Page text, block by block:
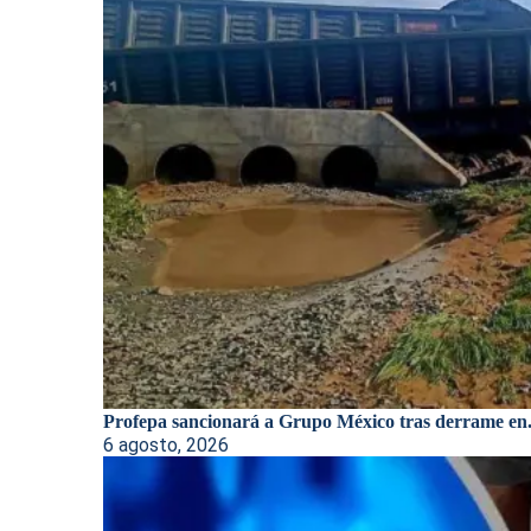
Profepa sancionará a Grupo México tras derrame
6 agosto, 2026